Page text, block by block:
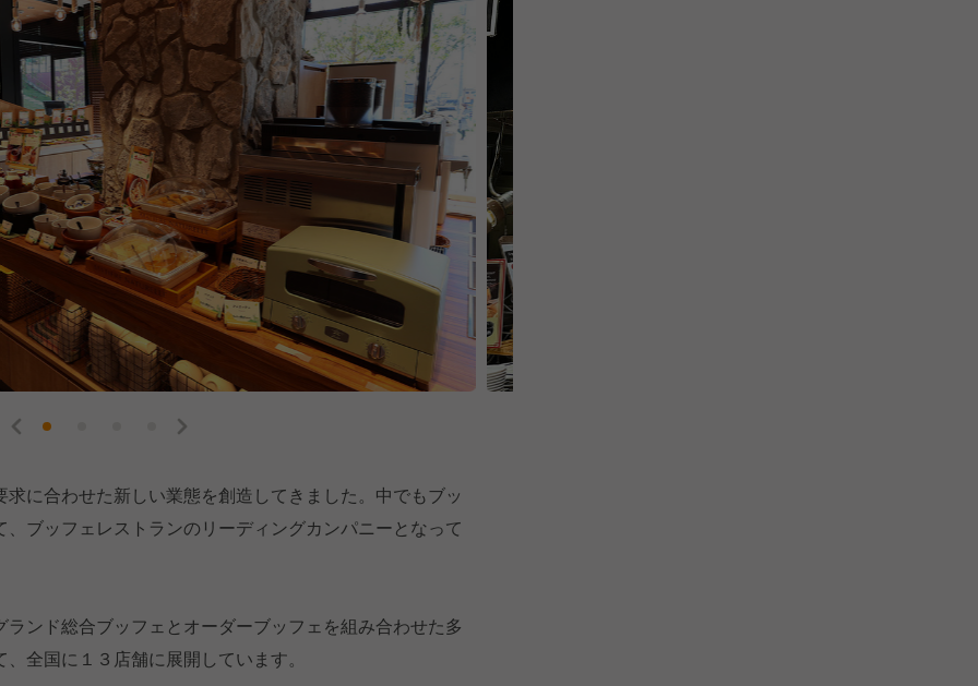
に合わせた新しい業態を創造してきました。中でもブッ
ブッフェレストランのリーディングカンパニーとなって
ンド総合ブッフェとオーダーブッフェを組み合わせた多
全国に１３店舗に展開しています。